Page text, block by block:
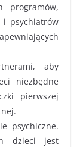
programów,
i psychiatrów
aby
niezbędne
pierwszej
psychiczne.
dzieci jest